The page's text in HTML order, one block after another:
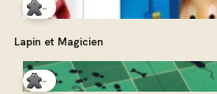
-
Lapin et Magicien
-